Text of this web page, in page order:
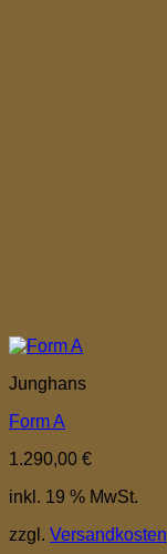
Junghans
Form A
1.290,00 €
inkl. 19 % MwSt.
zzgl. Versandkosten